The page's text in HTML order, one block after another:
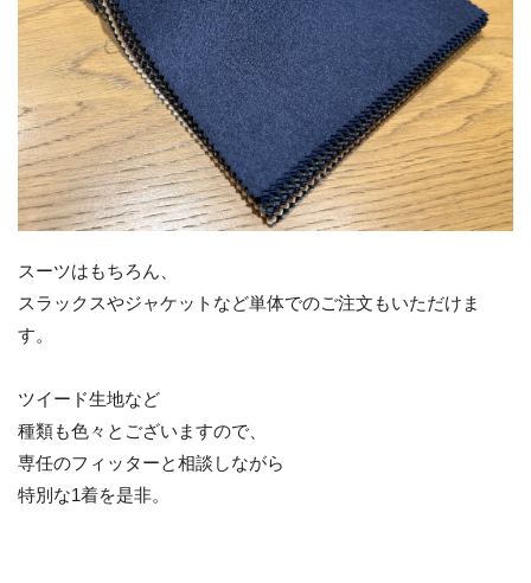
スーツはもちろん、
スラックスやジャケットなど単体でのご注文もいただけま
す。
ツイード生地など
種類も色々とございますので、
専任のフィッターと相談しながら
特別な1着を是非。